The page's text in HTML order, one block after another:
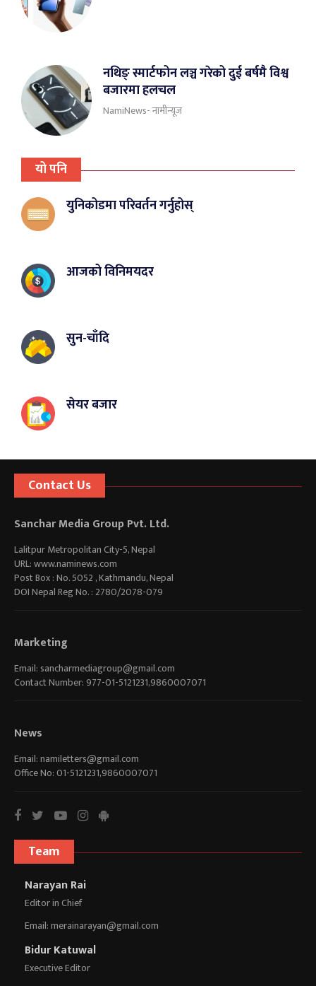
नथिङ् स्मार्टफोन लञ्च गरेको दुई बर्षमै विश्व
बजारमा हलचल
NamiNews- नामीन्यूज
यो पनि
युनिकोडमा परिवर्तन गर्नुहोस्
आजको विनिमयदर
सुन-चाँदि
सेयर बजार
Contact Us
Sanchar Media Group Pvt. Ltd.
Lalitpur Metropolitan City-5, Nepal
URL: www.naminews.com
Post Box : No. 5052 , Kathmandu, Nepal
DOI Nepal Reg No. : 2780/2078-079
Marketing
Email: sancharmediagroup@gmail.com
Contact Number: 977-01-5121231,9860007071
News
Email:namiletters@gmail.com
Office No: 01-5121231,9860007071
Team
Narayan Rai
Editor in Chief
Email:merainarayan@gmail.com
Bidur Katuwal
Executive Editor